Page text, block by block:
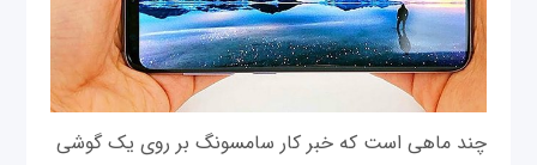
چند ماهی است که خبر کار سامسونگ بر روی یک گوشی